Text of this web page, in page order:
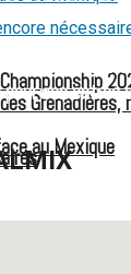
Championship
au Mexique
la Concacaf :
pour son entrée